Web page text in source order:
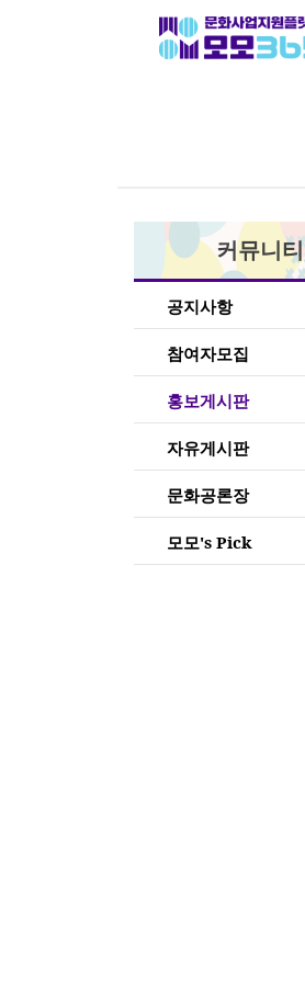
커뮤니티
공지사항
참여자모집
홍보게시판
자유게시판
문화공론장
모모's Pick